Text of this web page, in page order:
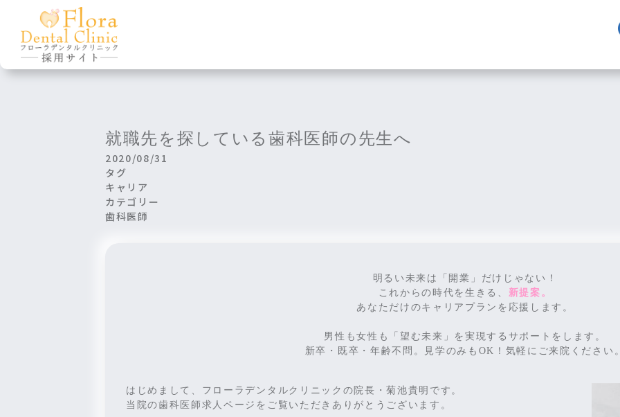
class="post-template-default single single-post postid-185 single-format-standard wpb-js-composer js-
itemtype="http://schema.org/WebPage">
フローラデンタル
一日の流れ 一日の流れ 一日の流れ
就職先を探している歯科医師の先生へ
2020/08/31
タグ
キャリア
カテゴリー
歯科医師
明るい未来は「開業」だけじゃない！
これからの時代を生きる、 新提案。
あなただけのキャリアプランを応援します。
男性も女性も「望む未来」を実現するサポートをします。
新卒・既卒・年齢不問。見学のみもOK！気軽にご来院ください
はじめまして、フローラデンタルクリニックの院長・菊池貴明です。
当院の歯科医師求人ページをご覧いただきありがとうございます。